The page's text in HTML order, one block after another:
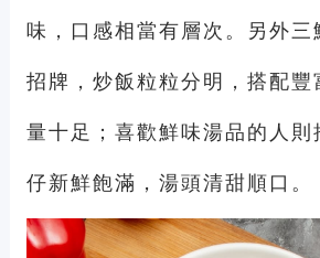
味，口感相當有層次。另外三
招牌，炒飯粒粒分明，搭配豐
量十足；喜歡鮮味湯品的人則
仔新鮮飽滿，湯頭清甜順口。